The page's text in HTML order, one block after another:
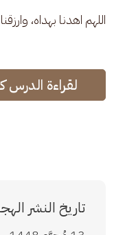
اللهم اهدنا بهداه،
لقراءة الدرس
تاريخ النشر